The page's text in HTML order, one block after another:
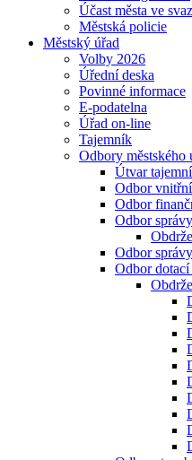
Účast města ve
Městská policie
Městský úřad
Volby 2026
Úřední deska
Povinné informace
E-podatelna
Úřad on-line
Tajemník
Odbory městského
Útvar
Odbor
Odbor
Odbor
Odbor
Odbor